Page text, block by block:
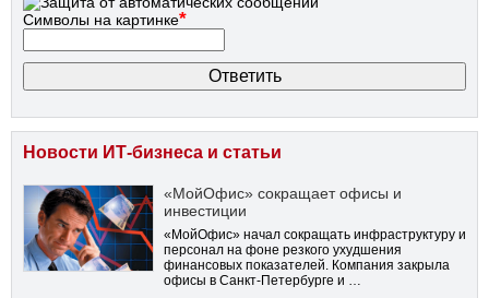
Символы на картинке*
Новости ИТ-бизнеса и статьи
«МойОфис» сокращает офисы и
инвестиции
«МойОфис» начал сокращать инфраструктуру и
персонал на фоне резкого ухудшения
финансовых показателей. Компания закрыла
офисы в Санкт-Петербурге и …